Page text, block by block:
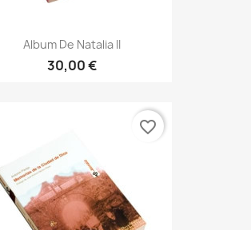
Album De Natalia II
30,00 €
favorite_border